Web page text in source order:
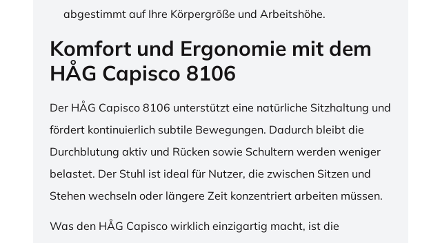
abgestimmt auf Ihre Körpergröße und Arbeitshöhe.
Komfort und Ergonomie mit dem
HÅG Capisco 8106
Der HÅG Capisco 8106 unterstützt eine natürliche Sitzhaltung und
fördert kontinuierlich subtile Bewegungen. Dadurch bleibt die
Durchblutung aktiv und Rücken sowie Schultern werden weniger
belastet. Der Stuhl ist ideal für Nutzer, die zwischen Sitzen und
Stehen wechseln oder längere Zeit konzentriert arbeiten müssen.
Was den HÅG Capisco wirklich einzigartig macht, ist die